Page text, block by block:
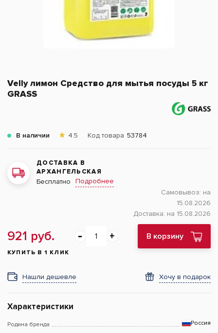
Velly лимон Средство для мытья посуды 5 кг
GRASS
В наличии 4.5 Код товара 53784
ДОСТАВКА В
АРХАНГЕЛЬСКАЯ
Бесплатно
Подробнее
Самовывоз: на
15.08.2026
Доставка: на 15.08.2026
921 руб. В корзину
КУПИТЬ В 1 КЛИК
Нашли дешевле Хочу в подарок
Характеристики
Родина бренда Россия